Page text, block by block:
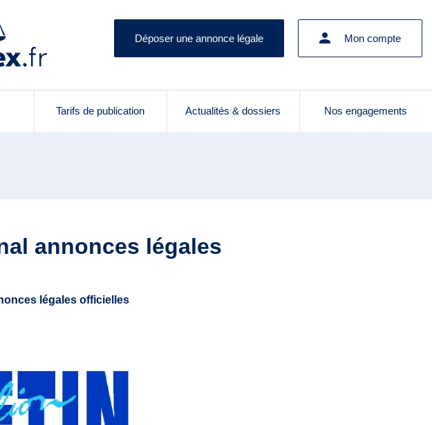
Déposer une annonce légale Mon compte
Tarifs de publication Actualités & dossiers Nos engagements
annonces légales
légales officielles